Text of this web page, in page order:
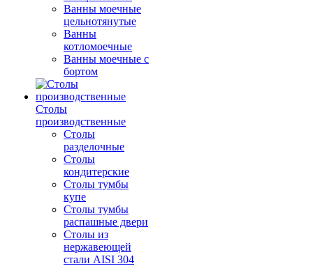
Ванны моечные
цельнотянутые
Ванны
котломоечные
Ванны моечные с
бортом
Столы
производственные
Столы
разделочные
Столы
кондитерские
Столы тумбы
купе
Столы тумбы
распашные двери
Столы из
нержавеющей
стали AISI 304